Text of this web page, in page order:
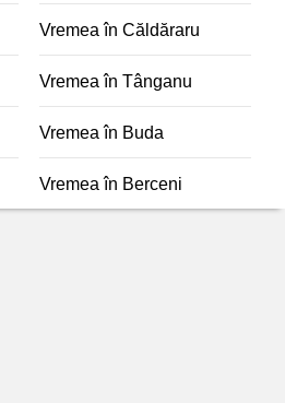
Vremea în Căldăraru
Vremea în Tânganu
Vremea în Buda
Vremea în Berceni